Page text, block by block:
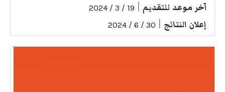
آخر موعد للتقديم 19 / 3 / 2024
إعلان النتائج 30 / 6 / 2024